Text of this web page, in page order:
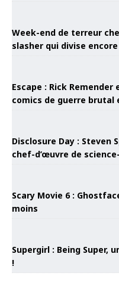
Week-end de terreur
slasher qui divise encore
Escape : Rick
comics de guerre brutal
Disclosure Day : Steven
chef-d’œuvre de
Scary Movie 6 :
moins
Supergirl : Being Super,
!